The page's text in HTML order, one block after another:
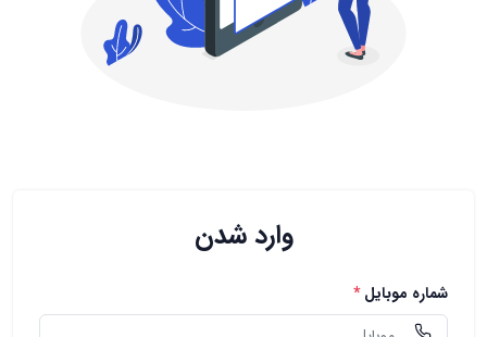
وارد شدن
شماره موبایل*